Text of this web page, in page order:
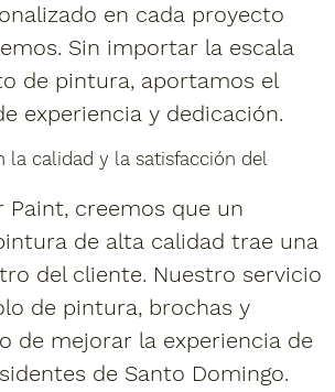
en cada proyecto
Sin importar la escala
de pintura, aportamos el
experiencia y dedicación.
la calidad y la satisfacción del
Paint, creemos que un
de alta calidad trae una
del cliente. Nuestro servicio
de pintura, brochas y
de mejorar la experiencia de
de Santo Domingo.